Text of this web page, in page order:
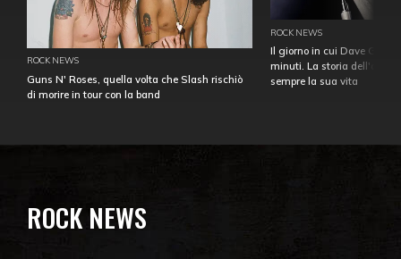
ROCK NEWS
Guns N' Roses, quella volta che Slash rischiò
di morire in tour con la band
ROCK NEWS
Il giorno in cui Dave
minuti. La storia
sempre la sua vita
ROCK NEWS